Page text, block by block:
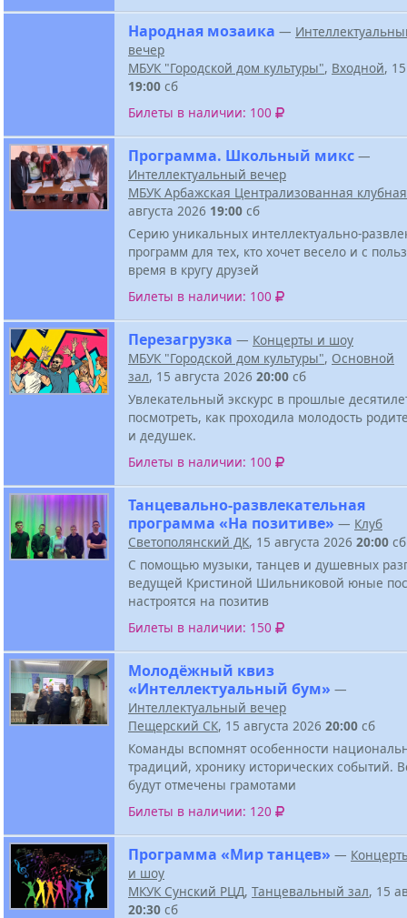
Народная мозаика —
вечер
МБУК "Городской дом культуры", Входной,
19:00 сб
Билеты в наличии: 100
Программа. Школьный микс —
Интеллектуальный вечер
МБУК Арбажская Централизованная
августа 2026 19:00 сб
Серию уникальных интеллектуально-
программ для тех, кто хочет весело и с
время в кругу друзей
Билеты в наличии: 100
Перезагрузка — Концерты и шоу
МБУК "Городской дом культуры", Основной
зал, 15 августа 2026 20:00 сб
Увлекательный экскурс в прошлые
посмотреть, как проходила молодость
и дедушек.
Билеты в наличии: 100
Танцевально-развлекательная
программа «На позитиве» — Клуб
Светополянский ДК, 15 августа 2026 20:00 сб
С помощью музыки, танцев и душевных
ведущей Кристиной Шильниковой юные
настроятся на позитив
Билеты в наличии: 150
Молодёжный квиз
«Интеллектуальный бум» —
Интеллектуальный вечер
Пещерский СК, 15 августа 2026 20:00 сб
Команды вспомнят особенности
традиций, хронику исторических событий.
будут отмечены грамотами
Билеты в наличии: 120
Программа «Мир танцев» —
и шоу
МКУК Сунский РЦД, Танцевальный зал, 15
20:30 сб